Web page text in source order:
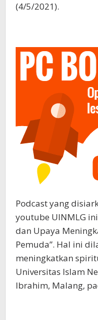
(4/5/2021).
Podcast yang
youtube UINMLG
dan Upaya
Pemuda”. Hal ini
meningkatkan
Universitas Islam
Ibrahim, Malang,